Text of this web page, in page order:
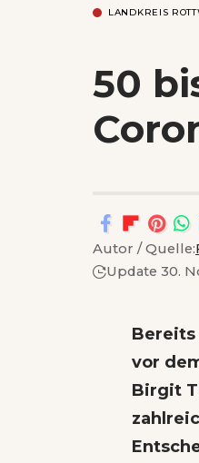
LANDKREIS
50
Autor / Quelle:
Update 30.
Bereits
vor
Birgit